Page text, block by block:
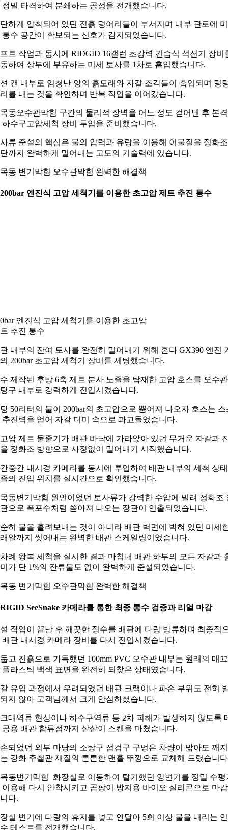
정밀 타격하여 분쇄하는 공정을 전개했습니다.
하게 압착되어 있던 진흙 덩어리들이 부서지며 내부 관로에
통수 공간이 확보되는 신호가 감지되었습니다.
트 작업과 동시에 RIDGID 16갤런 초강력 건습식 석션기 장비
하여 상부에 부유하는 미세 토사를 1차로 흡입했습니다.
캔 내부로 엄청난 양의 흙모래와 자갈 조각들이 흡입되며 텅
를 내는 것을 확인하며 반복 작업을 이어갔습니다.
동오수관막힘 구간의 물리적 장벽을 어느 정도 걷어낸 후 본
하수구고압세척 장비 투입을 준비했습니다.
류 준설의 핵심은 물의 압력과 유량을 이용해 이물질을 정화조
까지 완벽하게 밀어내는 고도의 기술력에 있습니다.
동 변기막힘 오수관막힘 완벽한 해결책
엔진식 고압 세척기를 이용한 초고압 제트 추진 통수
엔진식 고압 세척기를 이용한 초고압
추진 통수
내부의 잔여 토사를 완전히 밀어내기 위해 혼다 GX390 엔진
200bar 초고압 세척기 장비를 세팅했습니다.
제작된 후방 6축 제트 분사 노즐을 탑재한 고압 호스를 오수관
구 내부로 강력하게 진입시켰습니다.
50리터의 물이 200bar의 초고압으로 뿜어져 나오자 호스는 스
추진력을 얻어 자갈 더미 속으로 파고들었습니다.
압 제트 물줄기가 배관 바닥에 가라앉아 있던 무거운 자갈과
정화조 방향으로 사정없이 밀어내기 시작했습니다.
중간 내시경 카메라를 동시에 투입하여 배관 내부의 세척 상
의 진입 위치를 실시간으로 확인했습니다.
동변기막힘 원인이었던 토사류가 강력한 수압에 밀려 정화조
으로 폭포수처럼 쏟아져 나오는 장관이 연출되었습니다.
히 물을 흘려보내는 것이 아니라 배관 벽면에 박혀 있던 미세
알까지 씻어내는 완벽한 배관 스케일링이었습니다.
례 왕복 세척을 실시한 결과 마침내 배관 하부의 모든 자갈과
가 단 1%의 잔류물도 없이 완벽하게 준설되었습니다.
동 변기막힘 오수관막힘 완벽한 해결책
SeeSnake 카메라를 통한 최종 통수 검증과 리얼 마감
작업이 끝난 후 깨끗한 정수를 배관에 다량 방류하며 최종적
배관 내시경 카메라 장비를 다시 진입시켰습니다.
고 진흙으로 가득했던 100mm PVC 오수관 내부는 원래의 매
플라스틱 백색 표면을 완전히 되찾은 상태였습니다.
유입 과정에서 우려되었던 배관 크랙이나 파손 부위도 전혀
지 않아 고객님께서 크게 안심하셨습니다.
대역류 현상이나 하수구역류 등 2차 피해가 발생하지 않도록
공용 배관 합류점까지 샅샅이 스캔을 마쳤습니다.
되었던 외부 마당의 소탕구 점검구 구멍은 차량이 밟아도 깨
강화 주철관 재질의 튼튼한 맨홀 뚜껑으로 교체해 드렸습니
동변기막힘 화장실로 이동하여 탈거했던 양변기를 정밀 수평
이용해 다시 안착시키고 곰팡이 방지용 바이오 실리콘으로 마
다.
실 변기에 다량의 휴지를 넣고 연달아 5회 이상 물을 내리는
테스트를 전개했습니다.